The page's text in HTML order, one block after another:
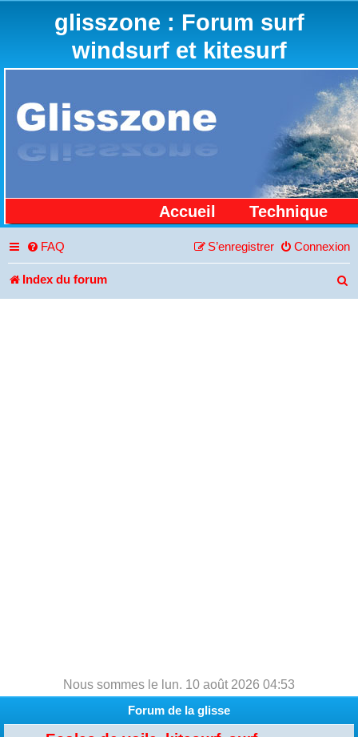
glisszone : Forum surf
windsurf et kitesurf
Accueil Technique
FAQ Connexion
S’enregistrer
Index du forum
Nous sommes le lun. 10 août 2026 04:53
Forum de la glisse